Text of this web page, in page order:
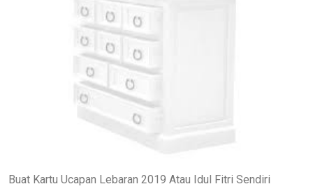
Buat Kartu Ucapan Lebaran 2019 Atau Idul Fitri Sendiri